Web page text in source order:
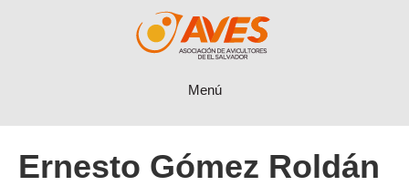
Menú
Ernesto Gómez Roldán